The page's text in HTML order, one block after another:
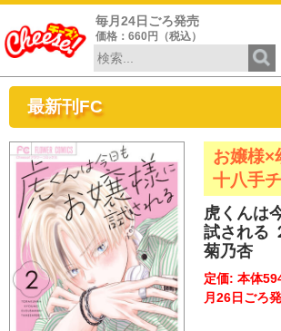
毎月24日ごろ発売
価格：660円（税込）
最新刊FC
お嬢様×
十八手
虎くんは
試される
菊乃杏
定価: 本体
月26日ごろ